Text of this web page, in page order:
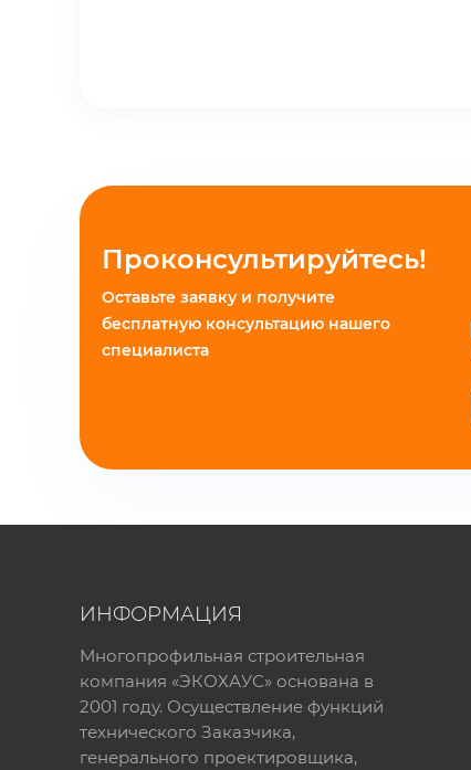
Проконсультируйтесь!
Оставьте заявку и получите
бесплатную консультацию нашего
специалиста
ИНФОРМАЦИЯ
Многопрофильная строительная
компания «ЭКОХАУС» основана в
2001 году. Осуществление функций
технического Заказчика,
генерального проектировщика,